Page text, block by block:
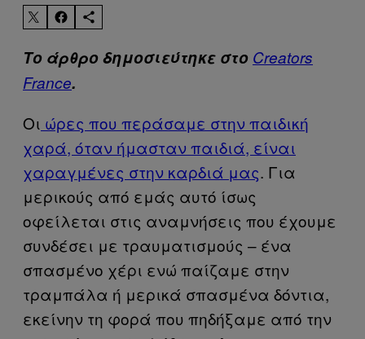
Το άρθρο δημοσιεύτηκε στο Creators
France.
Οι ώρες που περάσαμε στην παιδική
χαρά, όταν ήμασταν παιδιά, είναι
χαραγμένες στην καρδιά μας. Για
μερικούς από εμάς αυτό ίσως
οφείλεται στις αναμνήσεις που έχουμε
συνδέσει με τραυματισμούς – ένα
σπασμένο χέρι ενώ παίζαμε στην
τραμπάλα ή μερικά σπασμένα δόντια,
εκείνην τη φορά που πηδήξαμε από την